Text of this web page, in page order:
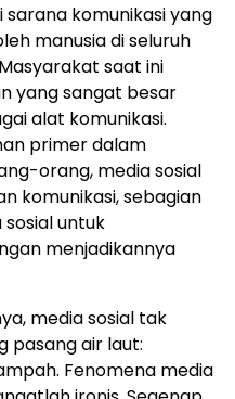
sarana komunikasi yang
manusia di seluruh
saat ini
yang sangat besar
alat komunikasi.
primer dalam
orang, media sosial
komunikasi, sebagian
untuk
menjadikannya
media sosial tak
pasang air laut:
Fenomena media